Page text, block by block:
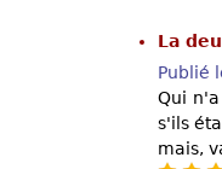
La
Publié
Qui
s'ils
mais,